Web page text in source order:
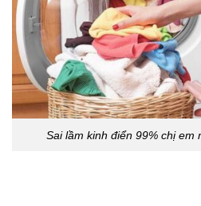
Sai lầm kinh điển 99% chị em